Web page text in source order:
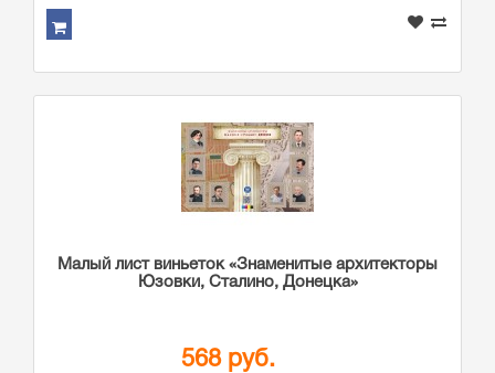
Малый лист виньеток «Знаменитые архитекторы
Юзовки, Сталино, Донецка»
568 руб.